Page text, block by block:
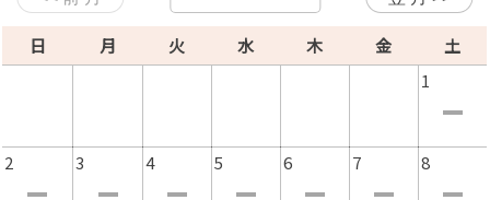
日 月 火 水 木 金
土
1
2 3 4 5 6 7 8